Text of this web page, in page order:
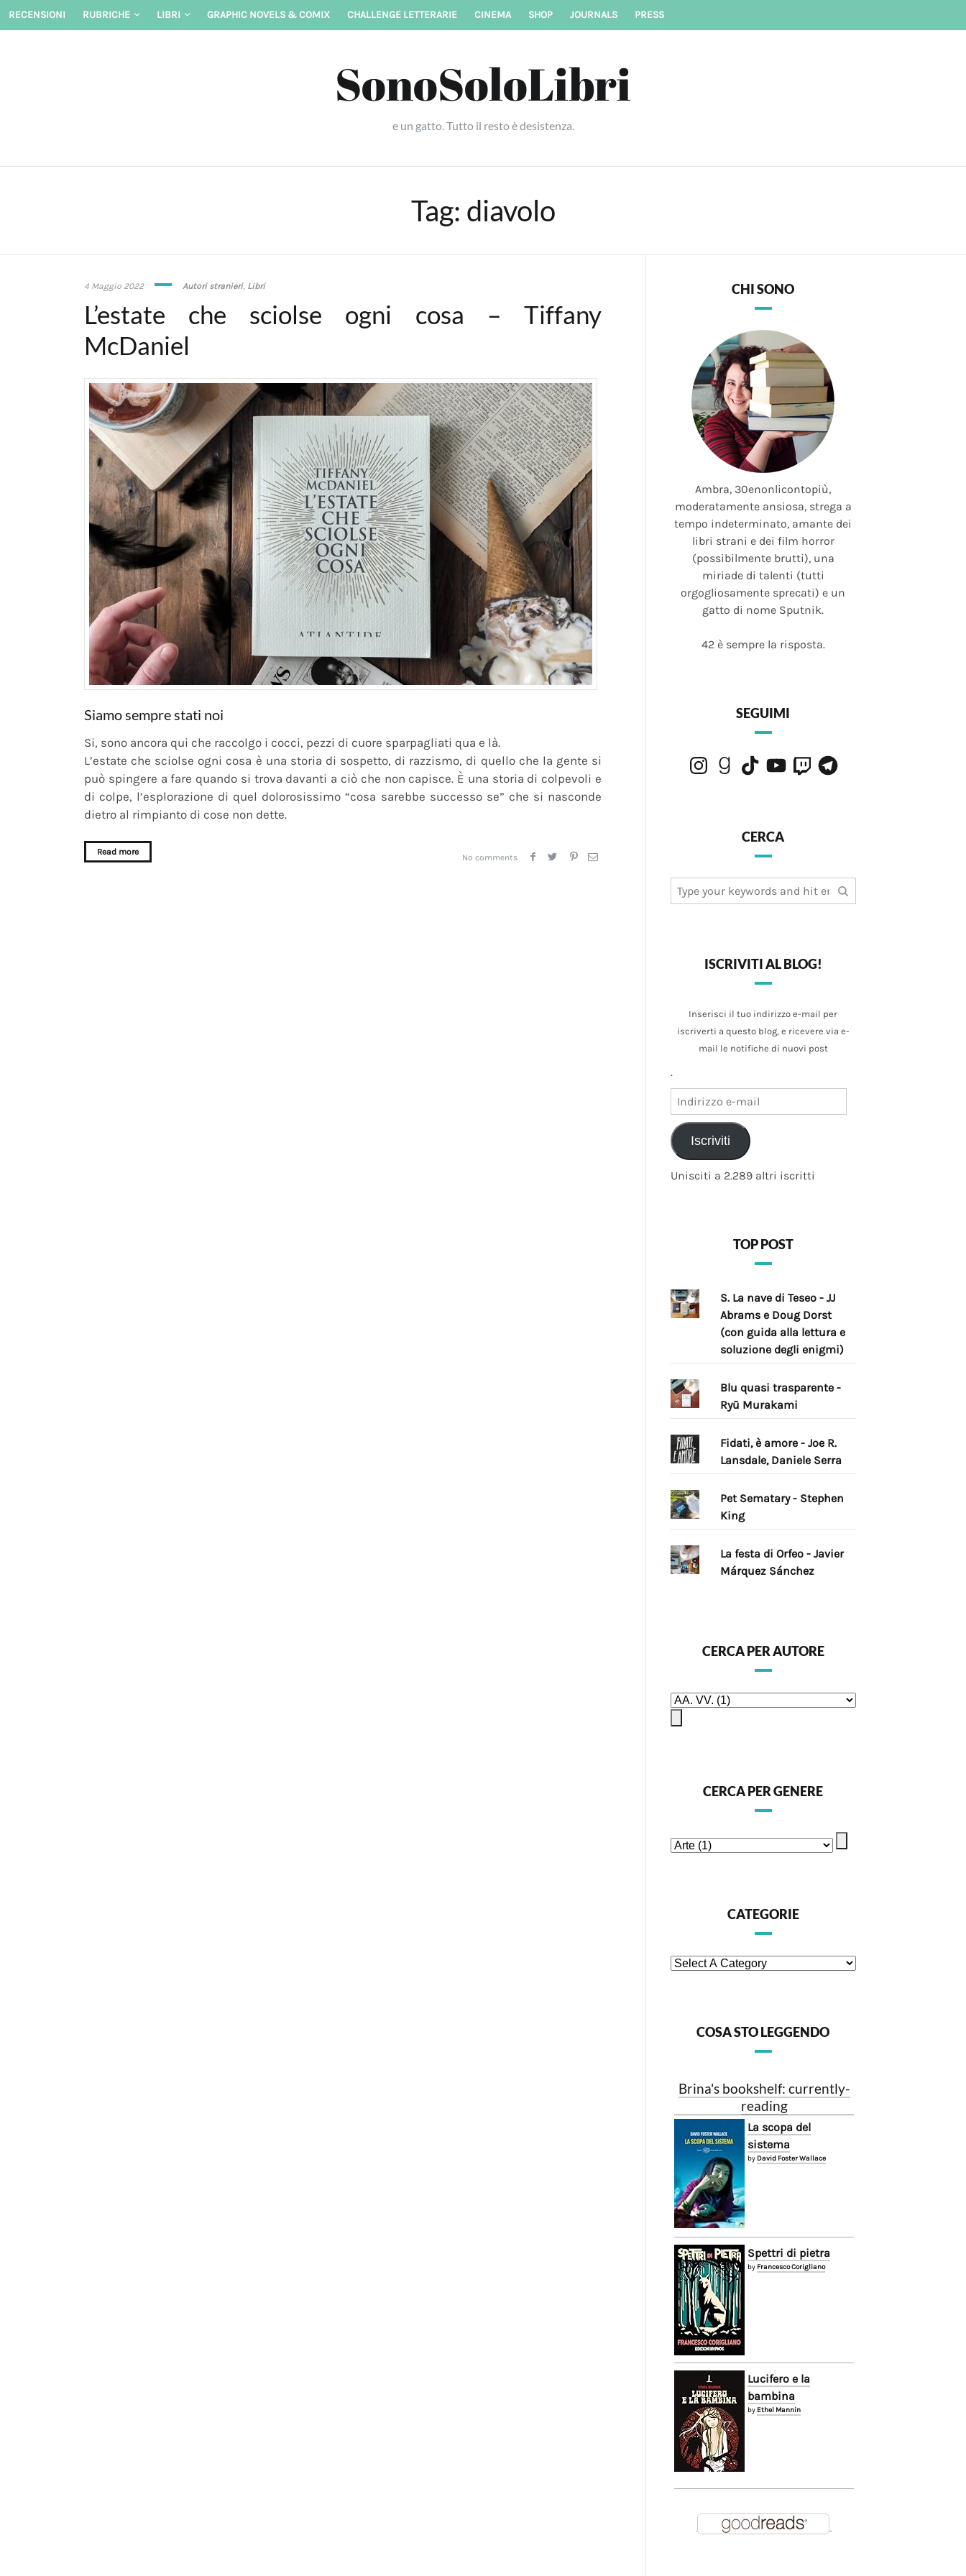
Skip
RECENSIONI RUBRICHE LIBRI GRAPHIC NOVELS & COMIX CHALLENGE LETTERARIE CINEMA SHOP JOURNALS PRESS
SonoSoloLibri
e un gatto. Tutto il resto è desistenza.
Tag: diavolo
4 Maggio 20224
2022
Autori stranieri, Libri
L’estate che sciolse ogni cosa – Tiffany
McDaniel
Siamo sempre stati noi
Si, sono ancora qui che raccolgo i cocci, pezzi di cuore sparpagliati qua e là.
L’estate che sciolse ogni cosa è una storia di sospetto, di razzismo, di quello che la gente si
può spingere a fare quando si trova davanti a ciò che non capisce. È una storia di colpevoli e
di colpe, l’esplorazione di quel dolorosissimo “cosa sarebbe successo se” che si nasconde
dietro al rimpianto di cose non dette.
Read more
No comments
CHI SONO
Ambra, 30enonlicontopiù,
moderatamente ansiosa, strega a
tempo indeterminato, amante dei
libri strani e dei film horror
(possibilmente brutti), una
miriade di talenti (tutti
orgogliosamente sprecati) e un
gatto di nome Sputnik.
42 è sempre la risposta.
SEGUIMI
InstagramGoodreads
TikTokYouTubeTwitchTelegram
CERCA
for:
ISCRIVITI AL BLOG!
Inserisci il tuo indirizzo e-mail per
iscriverti a questo blog, e ricevere via e-
mail le notifiche di nuovi post
.
mail
Iscriviti
Unisciti a 2.289 altri iscritti
TOP POST
S. La nave di Teseo - JJ
Abrams e Doug Dorst
(con guida alla lettura e
soluzione degli enigmi)
Blu quasi trasparente -
Ryū Murakami
Fidati, è amore - Joe R.
Lansdale, Daniele Serra
Pet Sematary - Stephen
King
La festa di Orfeo - Javier
Márquez Sánchez
CERCA PER AUTORE
CERCA PER GENERE
CATEGORIE
COSA STO LEGGENDO
Brina's bookshelf: currently-
reading
La scopa del
sistema
by David Foster Wallace
Spettri di pietra
by Francesco Corigliano
Lucifero e la
bambina
by Ethel Mannin